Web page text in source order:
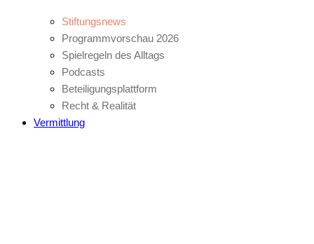
Stiftungsnews
Programmvorschau 2026
Spielregeln des Alltags
Podcasts
Beteiligungsplattform
Recht & Realität
Vermittlung